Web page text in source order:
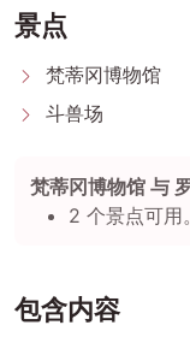
景点
梵蒂冈博物馆
斗兽场
梵蒂冈博物馆 与
2 个景点可用。
包含内容